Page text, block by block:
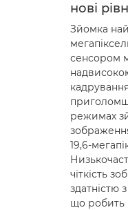
нові
Зйомка
сенсором
режимах
19,6-
чіткість
здатністю
що робить